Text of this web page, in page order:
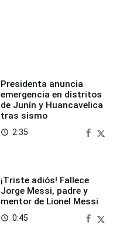
Presidenta anuncia
emergencia en distritos
de Junín y Huancavelica
tras sismo
access_time 2:35
¡Triste adiós! Fallece
Jorge Messi, padre y
mentor de Lionel Messi
access_time 0:45